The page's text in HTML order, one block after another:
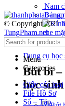
Nam
Bảng
che
Dụng cụ học
Bút bi –
học sinh
© Copyright 2021
TungPham.net
Menu
Categories
Giấy các loại
File Hồ Sơ
Sổ – Tập